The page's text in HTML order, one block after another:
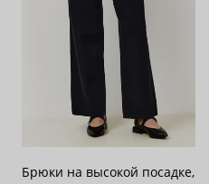
Брюки на высокой посадке,